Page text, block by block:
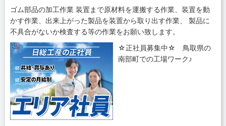
ゴム部品の加工作業 装置まで原材料を運搬する作業、装置を動
かす作業、出来上がった製品を装置から取り出す作業、 製品に
不具合がないか検査する等の作業をお願い致します。
☆正社員募集中☆ 鳥取県の
南部町での工場ワーク♪